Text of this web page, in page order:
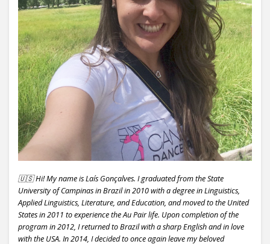
🇺🇸 Hi! My name is Laís Gonçalves. I graduated from the State
University of Campinas in Brazil in 2010 with a degree in Linguistics,
Applied Linguistics, Literature, and Education, and moved to the United
States in 2011 to experience the Au Pair life. Upon completion of the
program in 2012, I returned to Brazil with a sharp English and in love
with the USA. In 2014, I decided to once again leave my beloved